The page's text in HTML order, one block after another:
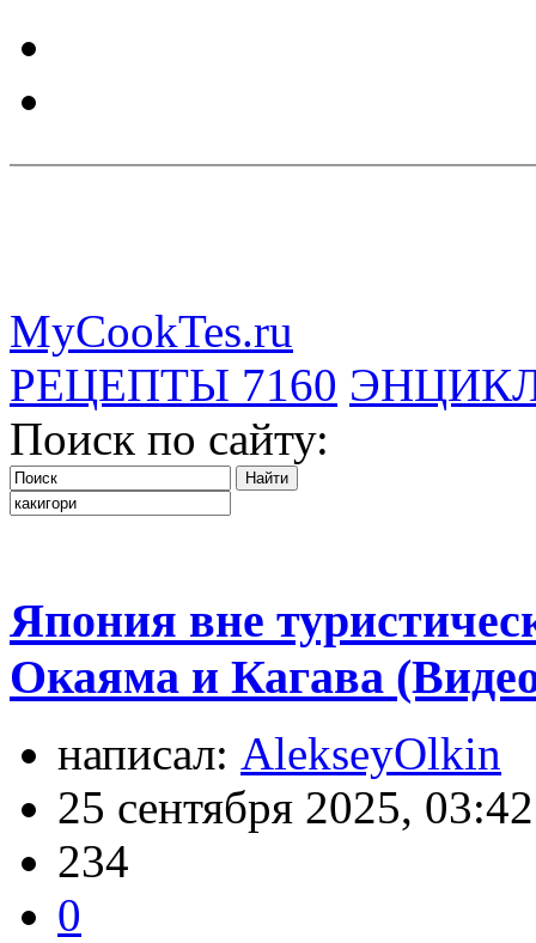
MyCookTes.ru
РЕЦЕПТЫ 7160
Поиск по сайту:
Япония вне
Окаяма и Кагава
написал: AlekseyOlkin
25 сентября 2025, 03:42
234
0